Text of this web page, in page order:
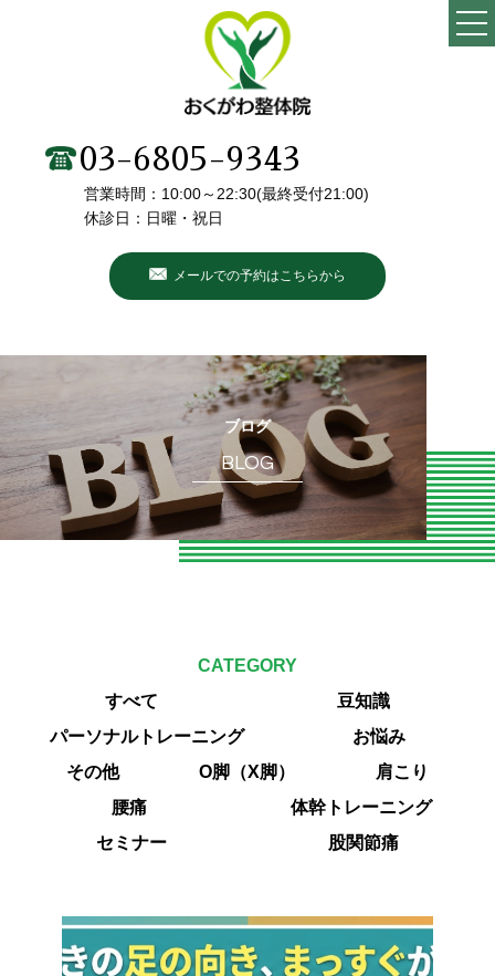
当院の特徴
施術メニュー・料金
院長・スタッフ紹介
初めての方へ
こんなお悩みありませんか？
ブログ
お知らせ
O脚専門
専門家やトレーナーの声
エクササイズ紹介
パーソナルトレーニング
03-6805-9343
営業時間：10:00～22:30(最終受付21:00)
休診日：日曜・祝日
メールでの予約はこちらから
ブログ
BLOG
CATEGORY
すべて
豆知識
パーソナルトレーニング
お悩み
その他
O脚（X脚）
肩こり
腰痛
体幹トレーニング
セミナー
股関節痛